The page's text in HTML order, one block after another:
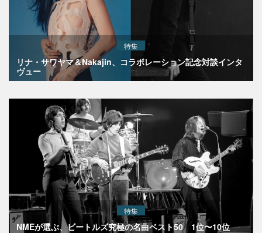
特集
リナ・サワヤマ＆Nakajin、コラボレーション記念対談インタ
ヴュー
特集
NMEが選ぶ、ビートルズ究極の名曲ベスト50 1位〜10位